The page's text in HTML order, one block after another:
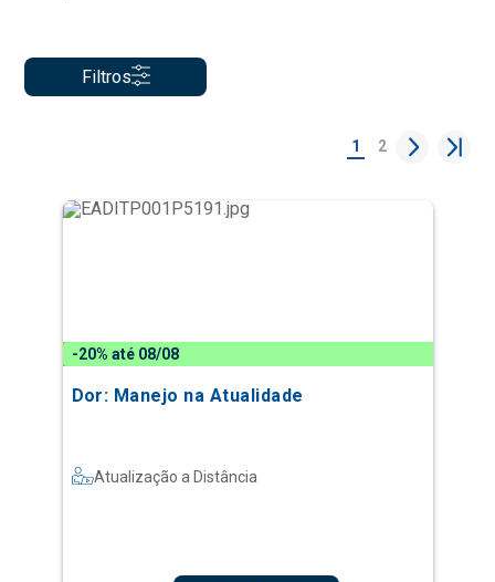
Filtros
1 2
-20% até 08/08
Dor: Manejo na Atualidade
Atualização a Distância